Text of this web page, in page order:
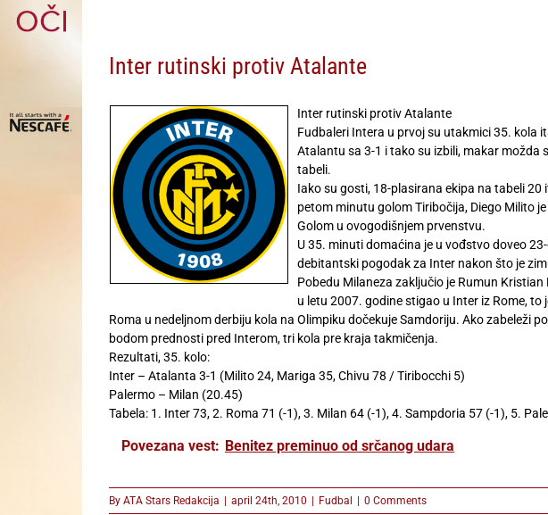
Inter rutinski protiv Atalante
Inter rutinski protiv Atalante
Fudbaleri Intera u prvoj su utakmici 35. kola
Atalantu sa 3-1 i tako su izbili, makar
tabeli.
Iako su gosti, 18-plasirana ekipa na tabeli
petom minutu golom Tiribočija, Diego Milito
Golom u ovogodišnjem prvenstvu.
U 35. minuti domaćina je u vođstvo doveo
debitantski pogodak za Inter nakon što je
Pobedu Milaneza zaključio je Rumun
u letu 2007. godine stigao u Inter iz Rome,
Roma u nedeljnom derbiju kola na Olimpiku dočekuje Samdoriju. Ako zabeleži
bodom prednosti pred Interom, tri kola pre kraja takmičenja.
Rezultati, 35. kolo:
Inter – Atalanta 3-1 (Milito 24, Mariga 35, Chivu 78 / Tiribocchi 5)
Palermo – Milan (20.45)
Tabela: 1. Inter 73, 2. Roma 71 (-1), 3. Milan 64 (-1), 4. Sampdoria 57 (-1), 5.
Povezana vest: Benitez preminuo od srčanog udara
By ATA Stars Redakcija | april 24th, 2010 | Fudbal | 0 Comments